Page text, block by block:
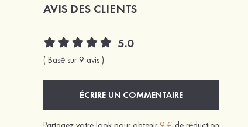
AVIS DES CLIENTS
5.0
( Basé sur 9 avis )
ÉCRIRE UN COMMENTAIRE